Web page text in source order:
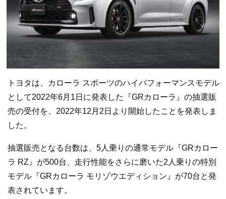
トヨタは、カローラ スポーツのハイパフォーマンスモデル
として2022年6月1日に発表した『GRカローラ』の抽選販
売の受付を、2022年12月2日より開始したことを発表しま
した。
抽選販売となる台数は、5人乗りの通常モデル『GRカロー
ラ RZ』が500台、走行性能をさらに磨いた2人乗りの特別
モデル『GRカローラ モリゾウエディション』が70台と発
表されています。